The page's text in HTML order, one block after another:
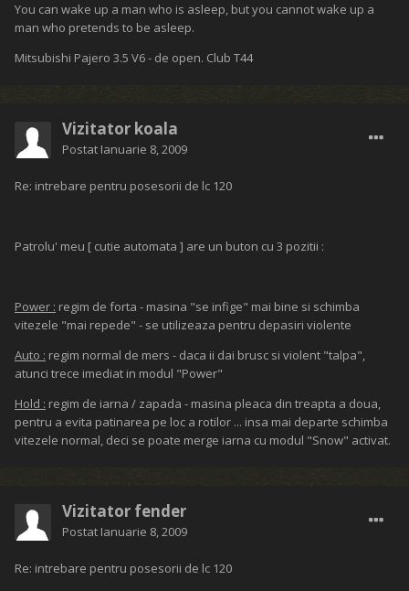
You can wake up a man who is asleep, but you cannot wake up a
man who pretends to be asleep.
Mitsubishi Pajero 3.5 V6 - de open. Club T44
Vizitator koala
Postat Ianuarie 8, 2009
Re: intrebare pentru posesorii de lc 120
Patrolu' meu [ cutie automata ] are un buton cu 3 pozitii :
Power : regim de forta - masina "se infige" mai bine si schimba
vitezele "mai repede" - se utilizeaza pentru depasiri violente
Auto : regim normal de mers - daca ii dai brusc si violent "talpa",
atunci trece imediat in modul "Power"
Hold : regim de iarna / zapada - masina pleaca din treapta a doua,
pentru a evita patinarea pe loc a rotilor ... insa mai departe schimba
vitezele normal, deci se poate merge iarna cu modul "Snow" activat.
Vizitator fender
Postat Ianuarie 8, 2009
Re: intrebare pentru posesorii de lc 120